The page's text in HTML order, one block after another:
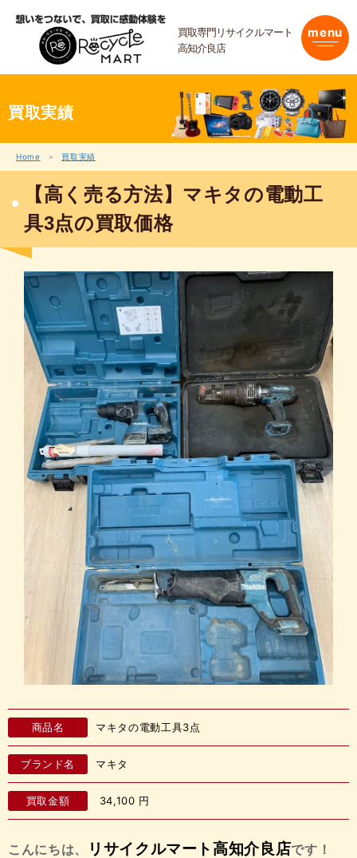
買取専門リサイクルマート
高知介良店
menu
買取実績
Home 買取実績
【高く売る方法】マキタの電動工
具3点の買取価格
商品名 マキタの電動工具3点
ブランド名 マキタ
買取金額 34,100 円
こんにちは、 リサイクルマート高知介良店です！